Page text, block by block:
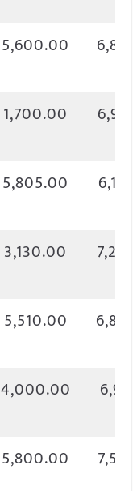
5,600.00
1,700.00
5,805.00
3,130.00
5,510.00
4,000.00
5,800.00